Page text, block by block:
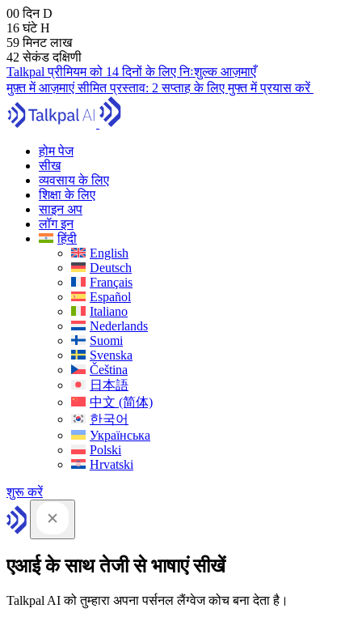
00 दिनD
16 घंटेH
59 मिनटलाख
41 सेकंडदक्षिणी
Talkpal प्रीमियम को 14 दिनों के लिए निःशुल्क आज़माएँ
मुफ़्त में आज़माएंसीमित प्रस्ताव: 2 सप्ताह के लिए मुफ्त में प्रयास करें
होम पेज
सीख
व्यवसाय के लिए
शिक्षा के लिए
साइन अप
लॉग इन
हिंदी
English
Deutsch
Français
Español
Italiano
Nederlands
Suomi
Svenska
Čeština
日本語
中文 (简体)
한국어
Українська
Polski
Hrvatski
शुरू करें
एआई के साथ तेजी से भाषाएं सीखें
Talkpal AI को तुम्हारा अपना पर्सनल लैंग्वेज कोच बना देता है।